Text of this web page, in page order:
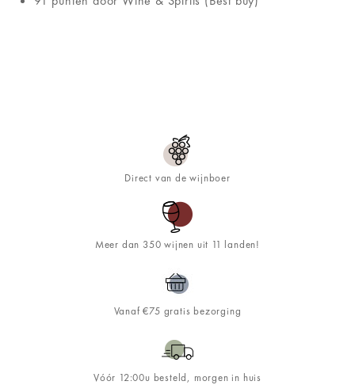
Direct van de wijnboer
Meer dan 350 wijnen uit 11 landen!
Vanaf €75 gratis bezorging
Vóór 12:00u besteld, morgen in huis